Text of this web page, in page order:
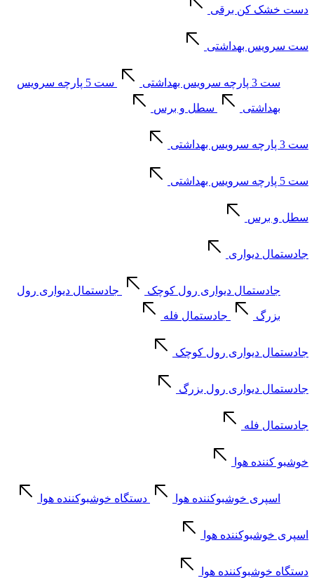
دست خشک کن برقی
ست سرویس بهداشتی
ست 3 پارچه سرویس بهداشتی ست 5 پارچه سرویس
بهداشتی سطل و برس
ست 3 پارچه سرویس بهداشتی
ست 5 پارچه سرویس بهداشتی
سطل و برس
جادستمال دیواری
جادستمال دیواری رول کوچک جادستمال دیواری رول
بزرگ جادستمال فله
جادستمال دیواری رول کوچک
جادستمال دیواری رول بزرگ
جادستمال فله
خوشبو کننده هوا
اسپری خوشبوکننده هوا دستگاه خوشبوکننده هوا
اسپری خوشبوکننده هوا
دستگاه خوشبوکننده هوا